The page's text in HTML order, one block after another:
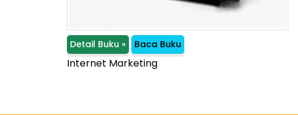
Detail Buku » Baca Buku
Internet Marketing